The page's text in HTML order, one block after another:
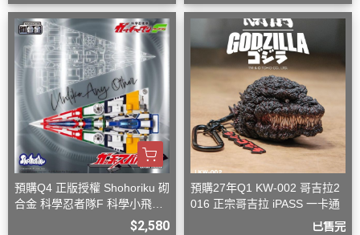
預購Q4 正版授權 Shohoriku 砌
合金 科學忍者隊F 科學小飛俠
$2,580
預購27年Q1 KW-002 哥吉拉2
016 正宗哥吉拉 iPASS 一卡通
已售完